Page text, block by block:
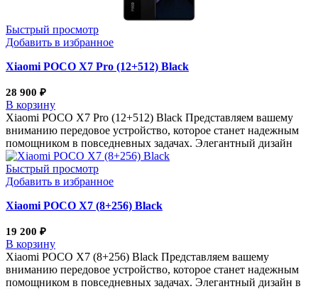
Быстрый просмотр
Добавить в избранное
Xiaomi POCO X7 Pro (12+512) Black
28 900 ₽
В корзину
Xiaomi POCO X7 Pro (12+512) Black Представляем вашему
вниманию передовое устройство, которое станет надежным
помощником в повседневных задачах. Элегантный дизайн
Быстрый просмотр
Добавить в избранное
Xiaomi POCO X7 (8+256) Black
19 200 ₽
В корзину
Xiaomi POCO X7 (8+256) Black Представляем вашему
вниманию передовое устройство, которое станет надежным
помощником в повседневных задачах. Элегантный дизайн в